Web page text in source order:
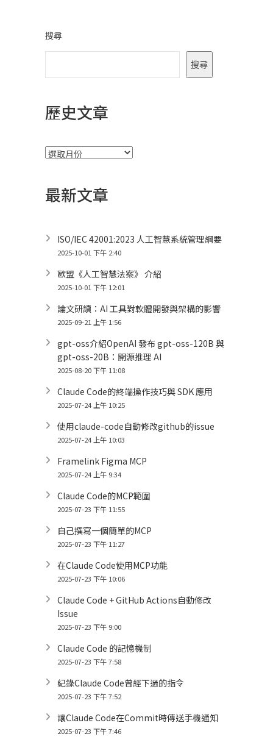
搜尋
搜尋
歷史文章
彙
最新文章
ISO/IEC 42001:2023 人工智慧系統管理綱要
2025-10-01 下午 2:40
歐盟《人工智慧法案》 介紹
2025-10-01 下午 12:01
論文研讀：AI 工具對軟體開發與架構的影響
2025-09-21 上午 1:56
gpt-oss介紹OpenAI 發布 gpt-oss-120B 與
gpt-oss-20B：開源推理 AI
2025-08-20 下午 11:08
Claude Code的終端操作技巧與 SDK 應用
2025-07-24 上午 10:25
使用claude-code自動修改github的issue
2025-07-24 上午 10:03
Framelink Figma MCP
2025-07-24 上午 9:34
Claude Code的MCP範圍
2025-07-23 下午 11:55
自己撰寫一個簡單的MCP
2025-07-23 下午 11:27
在Claude Code使用MCP功能
2025-07-23 下午 10:06
Claude Code + GitHub Actions自動修改
Issue
2025-07-23 下午 9:00
Claude Code 的記憶機制
2025-07-23 下午 7:58
紀錄Claude Code曾經下過的指令
2025-07-23 下午 7:52
讓Claude Code在Commit時傳送手機通知
2025-07-23 下午 7:46